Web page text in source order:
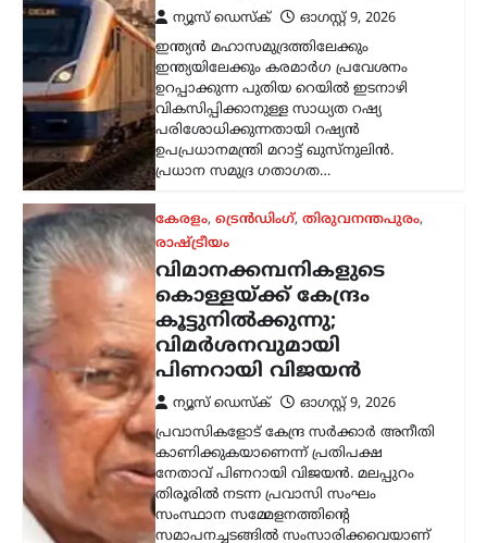
ന്യൂസ് ഡെസ്ക്
ഓഗസ്റ്റ്‌ 9, 2026
ഇന്ത്യൻ മഹാസമുദ്രത്തിലേക്കും
ഇന്ത്യയിലേക്കും കരമാർഗ പ്രവേശനം
ഉറപ്പാക്കുന്ന പുതിയ റെയിൽ ഇടനാഴി
വികസിപ്പിക്കാനുള്ള സാധ്യത റഷ്യ
പരിശോധിക്കുന്നതായി റഷ്യൻ
ഉപപ്രധാനമന്ത്രി മറാട്ട് ഖുസ്നുലിൻ.
പ്രധാന സമുദ്ര ഗതാഗത…
കേരളം, ട്രെൻഡിംഗ്, തിരുവനന്തപുരം,
രാഷ്ട്രീയം
വിമാനക്കമ്പനികളുടെ
കൊള്ളയ്ക്ക് കേന്ദ്രം
കൂട്ടുനിൽക്കുന്നു;
വിമർശനവുമായി
പിണറായി വിജയൻ
ന്യൂസ് ഡെസ്ക്
ഓഗസ്റ്റ്‌ 9, 2026
പ്രവാസികളോട് കേന്ദ്ര സർക്കാർ അനീതി
കാണിക്കുകയാണെന്ന് പ്രതിപക്ഷ
നേതാവ് പിണറായി വിജയൻ. മലപ്പുറം
തിരൂരിൽ നടന്ന പ്രവാസി സംഘം
സംസ്ഥാന സമ്മേളനത്തിന്റെ
സമാപനച്ചടങ്ങിൽ സംസാരിക്കവെയാണ്